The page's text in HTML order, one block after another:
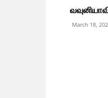
March 18,